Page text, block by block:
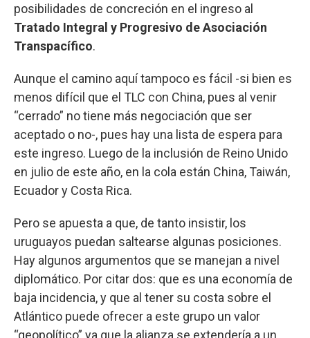
posibilidades de concreción en el ingreso al
Tratado Integral y Progresivo de Asociación
Transpacífico.
Aunque el camino aquí tampoco es fácil -si bien es
menos difícil que el TLC con China, pues al venir
“cerrado” no tiene más negociación que ser
aceptado o no-, pues hay una lista de espera para
este ingreso. Luego de la inclusión de Reino Unido
en julio de este año, en la cola están China, Taiwán,
Ecuador y Costa Rica.
Pero se apuesta a que, de tanto insistir, los
uruguayos puedan saltearse algunas posiciones.
Hay algunos argumentos que se manejan a nivel
diplomático. Por citar dos: que es una economía de
baja incidencia, y que al tener su costa sobre el
Atlántico puede ofrecer a este grupo un valor
“geopolítico” ya que la alianza se extendería a un